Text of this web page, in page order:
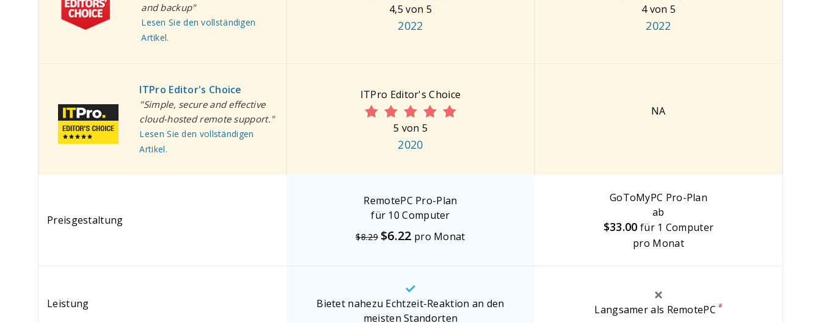
and backup"
Lesen Sie den vollständigen
Artikel.
4,5 von 5
2022
4 von 5
2022
ITPro Editor's Choice
"Simple, secure and effective
cloud-hosted remote support."
Lesen Sie den vollständigen
Artikel.
ITPro Editor's Choice
5 von 5
2020
NA
Preisgestaltung
RemotePC Pro-Plan
für 10 Computer
$8.29 $6.22 pro Monat
GoToMyPC Pro-Plan
ab
$33.00 für 1 Computer
pro Monat
Leistung
Bietet nahezu Echtzeit-Reaktion an den
meisten Standorten
Langsamer als RemotePC#